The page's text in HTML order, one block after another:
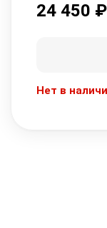
24 450 ₽
Нет в